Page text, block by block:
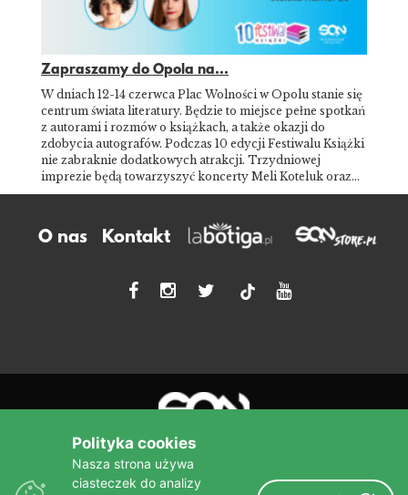
Zapraszamy do Opola na...
W dniach 12-14 czerwca Plac Wolności w Opolu stanie się
centrum świata literatury. Będzie to miejsce pełne spotkań
z autorami i rozmów o książkach, a także okazji do
zdobycia autografów. Podczas 10 edycji Festiwalu Książki
nie zabraknie dodatkowych atrakcji. Trzydniowej
imprezie będą towarzyszyć koncerty Meli Koteluk oraz…
O nas Kontakt
tiktok
Polityka cookies
Nasza strona używa
ciasteczek do analizy